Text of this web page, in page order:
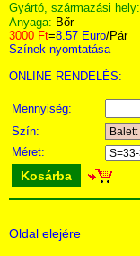
Gyártó, származási hely:
Anyaga: Bőr
3000 Ft=8.57 Euro/Pár
Színek nyomtatása
ONLINE RENDELÉS:
Mennyiség:
Szín:
Méret:
Kosárba
Oldal elejére